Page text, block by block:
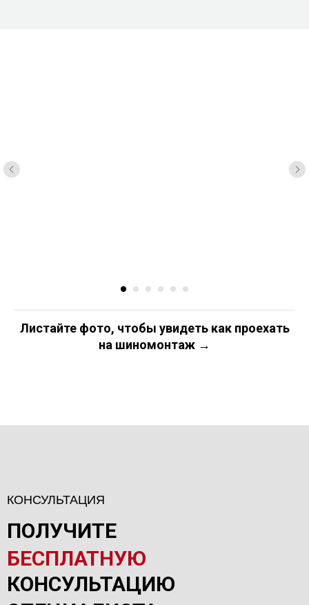
Листайте фото, чтобы увидеть как проехать
на шиномонтаж →
КОНСУЛЬТАЦИЯ
ПОЛУЧИТЕ
БЕСПЛАТНУЮ
КОНСУЛЬТАЦИЮ